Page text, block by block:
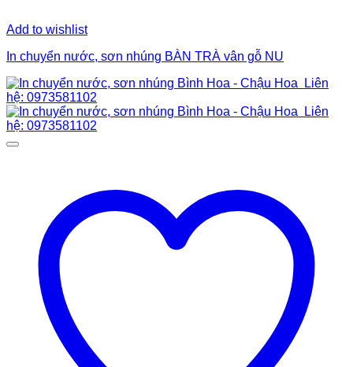
Add to wishlist
In chuyển nước, sơn nhúng BÀN TRÀ vân gỗ NU